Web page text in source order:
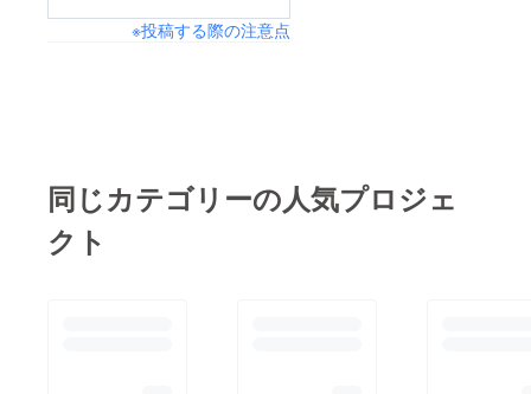
※投稿する際の注意点
同じカテゴリーの人気プロジェ
クト